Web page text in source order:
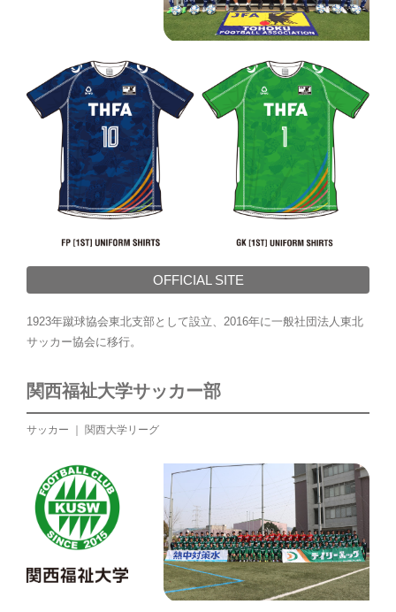
OFFICIAL SITE
1923年蹴球協会東北支部として設立、2016年に一般社団法人東北
サッカー協会に移行。
関西福祉大学サッカー部
サッカー ｜ 関西大学リーグ